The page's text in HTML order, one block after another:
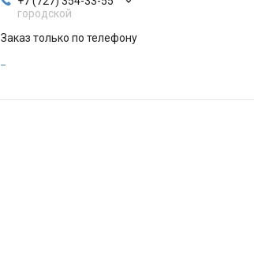
городской
Заказ только по телефону